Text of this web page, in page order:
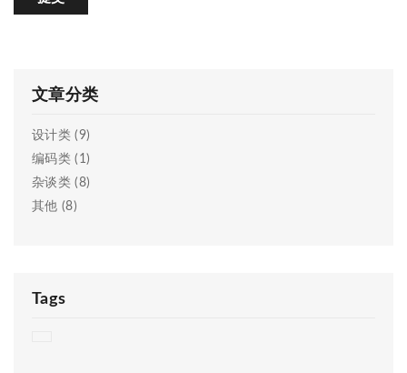
文章分类
设计类 (9)
编码类 (1)
杂谈类 (8)
其他 (8)
Tags